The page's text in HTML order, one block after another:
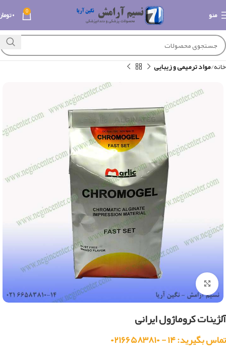
منو 0 ۰
خانه مواد ترمیمی و زیبایی
بزرگنمایی تصویر
آلژینات کروماژول ایرانی
تماس بگیرید: ۱۴ - ۰۲۱۶۶۵۸۳۸۱۰